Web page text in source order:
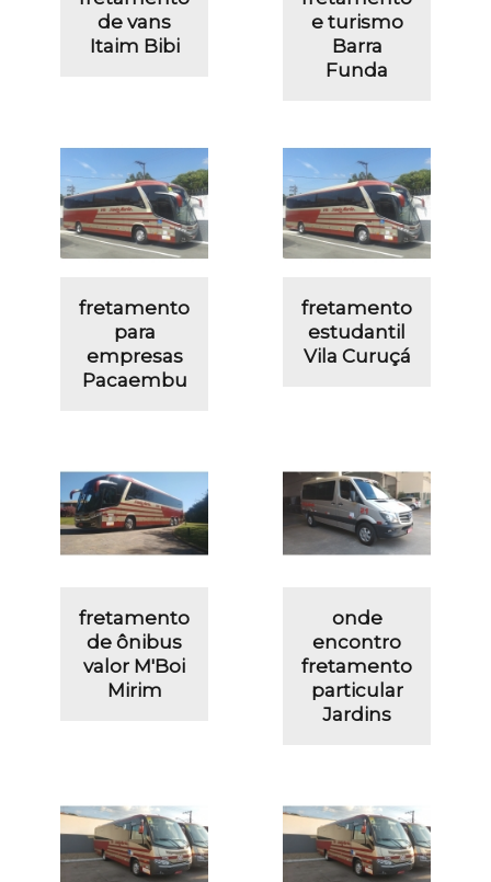
de vans
Itaim Bibi
e turismo
Barra
Funda
fretamento
para
empresas
Pacaembu
fretamento
estudantil
Vila Curuçá
fretamento
de ônibus
valor M'Boi
Mirim
onde
encontro
fretamento
particular
Jardins